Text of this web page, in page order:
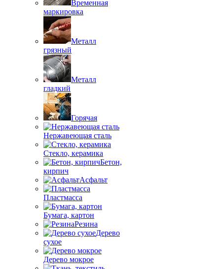
Временная
маркировка
Металл
грязный
Металл
гладкий
Горячая
Нержавеющая сталь
Стекло, керамика
Бетон,
кирпич
Асфальт
Пластмасса
Бумага, картон
Резина
Дерево
сухое
Дерево мокрое